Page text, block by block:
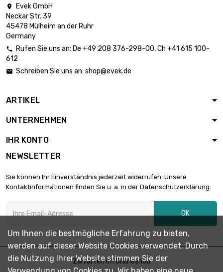

Evek GmbH
Neckar Str. 39
45478 Mülheim an der Ruhr
Germany
 Rufen Sie uns an: De +49 208 376-298-00, Ch +41 615 100-
612
 Schreiben Sie uns an: shop@evek.de
ARTIKEL
UNTERNEHMEN
IHR KONTO
NEWSLETTER
Sie können Ihr Einverständnis jederzeit widerrufen. Unsere
Kontaktinformationen finden Sie u. a. in der Datenschutzerklärung.
OK
Zahlarten im Onlineshop
Um Ihnen die bestmögliche Erfahrung zu bieten,
werden auf dieser Website Cookies verwendet. Durch
die Nutzung Ihrer Website stimmen Sie der